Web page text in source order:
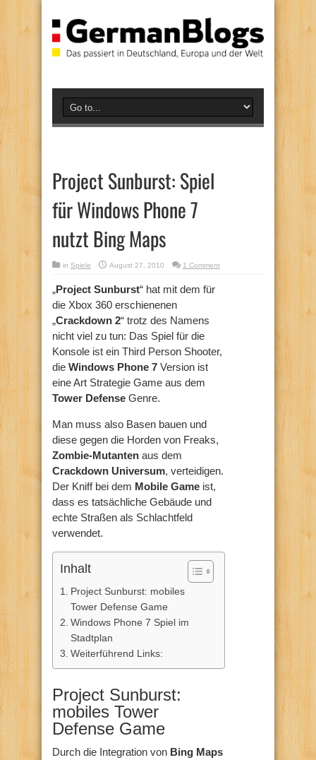
Project Sunburst: Spiel
für Windows Phone 7
nutzt Bing Maps
in Spiele August 27, 2010 1 Comment
„Project Sunburst“ hat mit dem für
die Xbox 360 erschienenen
„Crackdown 2“ trotz des Namens
nicht viel zu tun: Das Spiel für die
Konsole ist ein Third Person Shooter,
die Windows Phone 7 Version ist
eine Art Strategie Game aus dem
Tower Defense Genre.
Man muss also Basen bauen und
diese gegen die Horden von Freaks,
Zombie-Mutanten aus dem
Crackdown Universum, verteidigen.
Der Kniff bei dem Mobile Game ist,
dass es tatsächliche Gebäude und
echte Straßen als Schlachtfeld
verwendet.
Inhalt
Project Sunburst: mobiles
Tower Defense Game
Windows Phone 7 Spiel im
Stadtplan
Weiterführend Links:
Project Sunburst:
mobiles Tower
Defense Game
Durch die Integration von Bing Maps